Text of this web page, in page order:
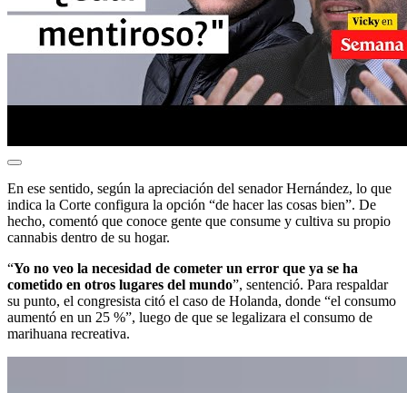
En ese sentido, según la apreciación del senador Hernández, lo que
indica la Corte configura la opción “de hacer las cosas bien”. De
hecho, comentó que conoce gente que consume y cultiva su propio
cannabis dentro de su hogar.
“Yo no veo la necesidad de cometer un error que ya se ha
cometido en otros lugares del mundo”, sentenció. Para respaldar
su punto, el congresista citó el caso de Holanda, donde “el consumo
aumentó en un 25 %”, luego de que se legalizara el consumo de
marihuana recreativa.